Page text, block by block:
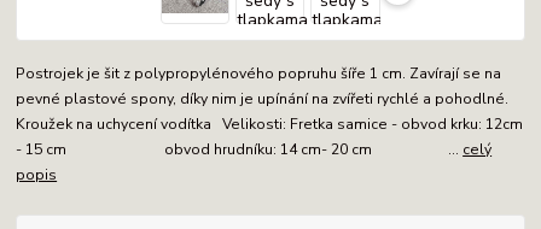
Postrojek je šit z polypropylénového popruhu šíře 1 cm. Zavírají se na
pevné plastové spony, díky nim je upínání na zvířeti rychlé a pohodlné.
Kroužek na uchycení vodítka Velikosti: Fretka samice - obvod krku: 12cm
- 15 cm obvod hrudníku: 14 cm- 20 cm ... celý
popis